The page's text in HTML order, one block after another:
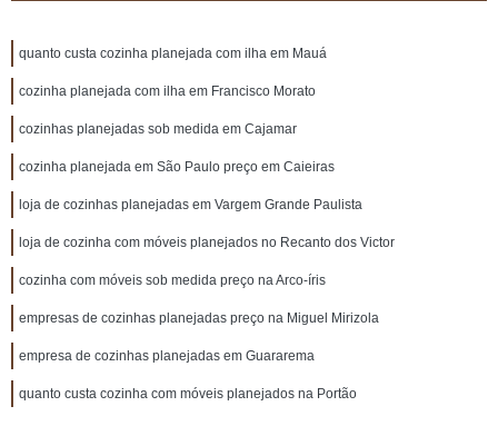
quanto custa cozinha planejada com ilha em Mauá
cozinha planejada com ilha em Francisco Morato
cozinhas planejadas sob medida em Cajamar
cozinha planejada em São Paulo preço em Caieiras
loja de cozinhas planejadas em Vargem Grande Paulista
loja de cozinha com móveis planejados no Recanto dos Victor
cozinha com móveis sob medida preço na Arco-íris
empresas de cozinhas planejadas preço na Miguel Mirizola
empresa de cozinhas planejadas em Guararema
quanto custa cozinha com móveis planejados na Portão